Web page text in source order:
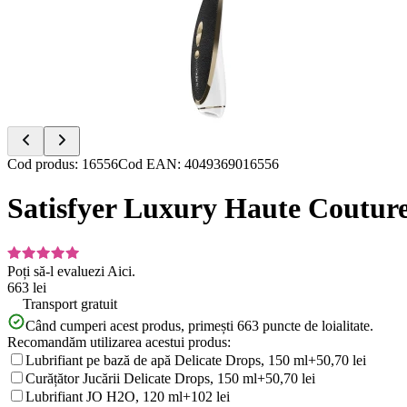
Item
of
6
Cod produs: 16556Cod EAN: 4049369016556
Satisfyer Luxury Haute
Poți să-l evaluezi Aici.
663 lei
Transport gratuit
Când cumperi acest produs, primești 663 puncte de loialitate.
Recomandăm utilizarea acestui produs:
Lubrifiant pe bază de apă Delicate Drops, 150 ml+50,70 lei
Curățător Jucării Delicate Drops, 150 ml+50,70 lei
Lubrifiant JO H2O, 120 ml+102 lei